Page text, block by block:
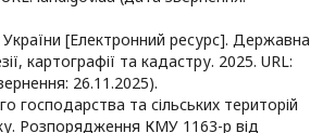
[Електронний ресурс]. Державна
картографії та кадастру. 2025. URL:
26.11.2025).
господарства та сільських територій
Розпорядження КМУ 1163-р від